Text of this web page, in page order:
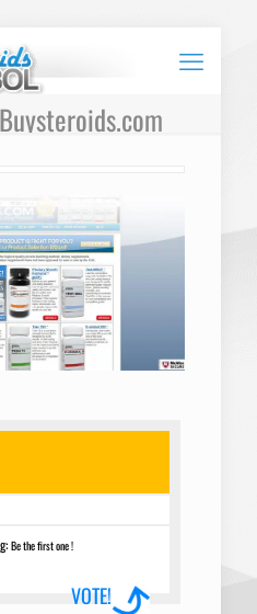
Be the first one !
VOTE!